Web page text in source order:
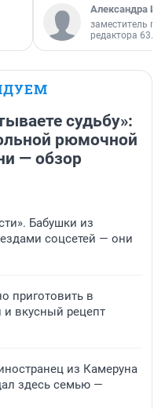
Александра
заместитель
редактора 63.RU
судьбу»:
рюмочной
— обзор
Бабушки из
соцсетей — они
приготовить в
вкусный рецепт
из Камеруна
здесь семью —